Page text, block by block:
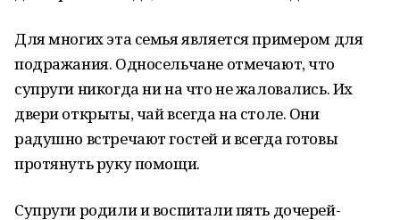
Для многих эта семья является примером для
подражания. Односельчане отмечают, что
супруги никогда ни на что не жаловались. Их
двери открыты, чай всегда на столе. Они
радушно встречают гостей и всегда готовы
протянуть руку помощи.
Супруги родили и воспитали пять дочерей-